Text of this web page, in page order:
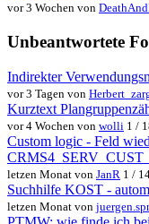
vor 3 Wochen von
Unbeantwortete
Indirekter
vor 3 Tagen von
Kurztext
vor 4 Wochen von wolli 1 /
Custom logic - Feld
letzen Monat von JanR 1 /
Suchhilfe KOST -
letzen Monat von